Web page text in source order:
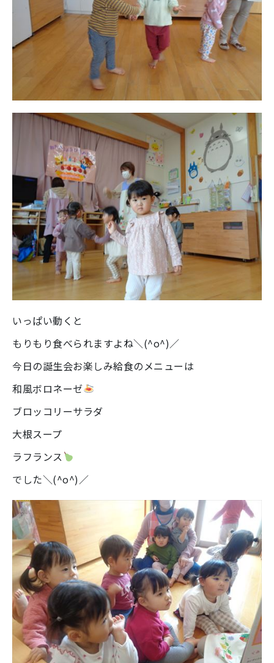
いっぱい動くと
もりもり食べられますよね＼(^o^)／
今日の誕生会お楽しみ給食のメニューは
和風ボロネーゼ
ブロッコリーサラダ
大根スープ
ラフランス
でした＼(^o^)／